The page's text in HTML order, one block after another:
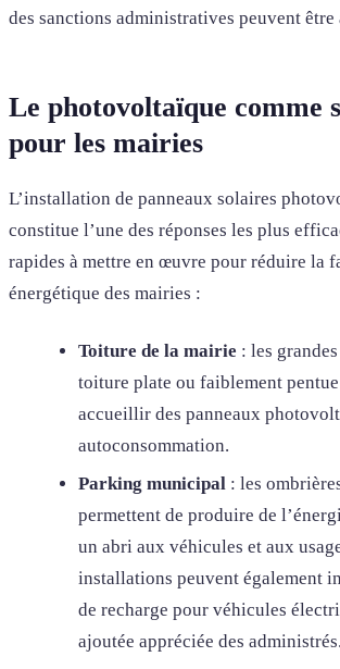
des sanctions administratives peuvent être
Le photovoltaïque comme
pour les mairies
L’installation de panneaux solaires
constitue l’une des réponses les plus
rapides à mettre en œuvre pour réduire la
énergétique des mairies :
Toiture de la mairie : les
toiture plate ou faiblement
accueillir des panneaux
autoconsommation.
Parking municipal: les
permettent de produire de
un abri aux véhicules et aux
installations peuvent également
de recharge pour véhicules
ajoutée appréciée des administrés.